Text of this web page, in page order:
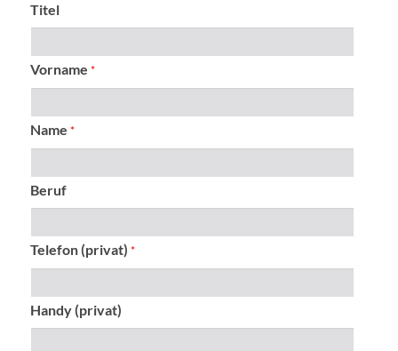
Titel
Vorname *
Name *
Beruf
Telefon (privat) *
Handy (privat)